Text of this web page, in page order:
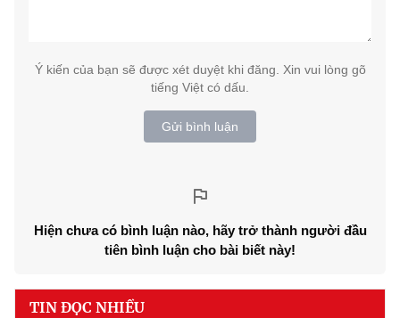
Ý kiến của bạn sẽ được xét duyệt khi đăng. Xin vui lòng gõ
tiếng Việt có dấu.
Gửi bình luận
Hiện chưa có bình luận nào, hãy trở thành người đầu
tiên bình luận cho bài biết này!
TIN ĐỌC NHIỀU